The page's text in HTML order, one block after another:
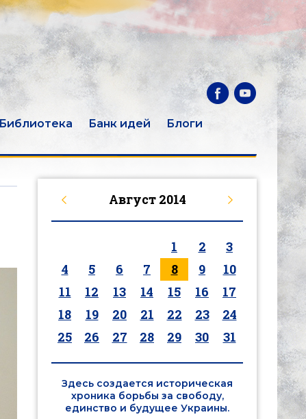
Библиотека Банк идей
Блоги
Август 2014
1 2
3
4
5 6 7 8 9
10
11
12 13 14 15 16
17
18
19 20 21 22 23
24
25
26 27 28 29 30 31
Здесь создается историческая
хроника борьбы за свободу,
единство и будущее Украины.